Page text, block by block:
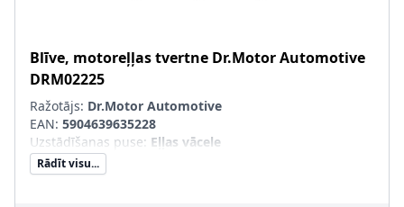
Blīve, motoreļļas tvertne Dr.Motor Automotive
DRM02225
Ražotājs: Dr.Motor Automotive
EAN: 5904639635228
Uzstādīšanas puse: Eļļas vācele
Rādīt visu...